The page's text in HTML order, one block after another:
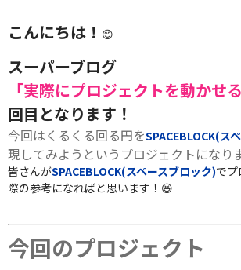
こんにちは！ 😊
スーパーブログ
「実際にプロジェクトを動かせ
回目となります！
今回はくるくる回る円をSPACEBLOCK(ス
現してみようというプロジェクトになりま
皆さんがSPACEBLOCK(スペースブロック)で
際の参考になればと思います！😆
今回のプロジェクト